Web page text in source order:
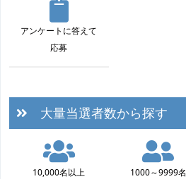
アンケートに答えて
応募
大量当選者数から探す
10,000名以上 1000～9999名